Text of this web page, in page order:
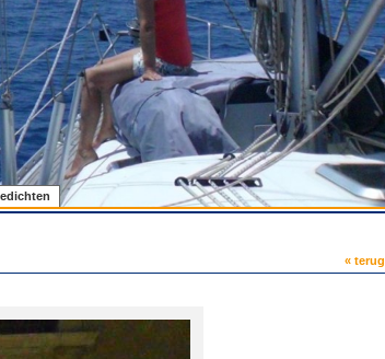
« terug